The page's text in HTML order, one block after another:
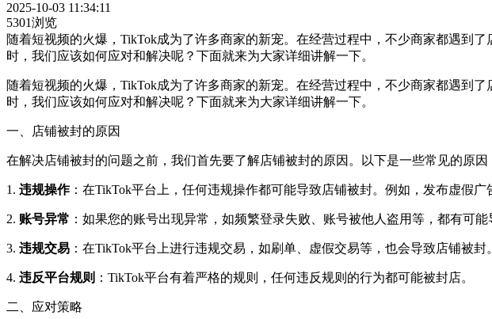
2025-10-03 11:34:11
5301浏览
随着短视频的火爆，TikTok成为了许多商家的新宠。在经营过程中，不少商家都遇到
时，我们应该如何应对和解决呢？下面就来为大家详细讲解一下。
随着短视频的火爆，TikTok成为了许多商家的新宠。在经营过程中，不少商家都遇到
时，我们应该如何应对和解决呢？下面就来为大家详细讲解一下。
一、店铺被封的原因
在解决店铺被封的问题之前，我们首先要了解店铺被封的原因。以下是一些常见的原因
1. 违规操作：在TikTok平台上，任何违规操作都可能导致店铺被封。例如，发布虚假广
2. 账号异常 ：如果您的账号出现异常，如频繁登录失败、账号被他人盗用等，都有可能
3. 违规交易 ：在TikTok平台上进行违规交易，如刷单、虚假交易等，也会导致店铺被封。
4. 违反平台规则 ：TikTok平台有着严格的规则，任何违反规则的行为都可能被封店。
二、应对策略